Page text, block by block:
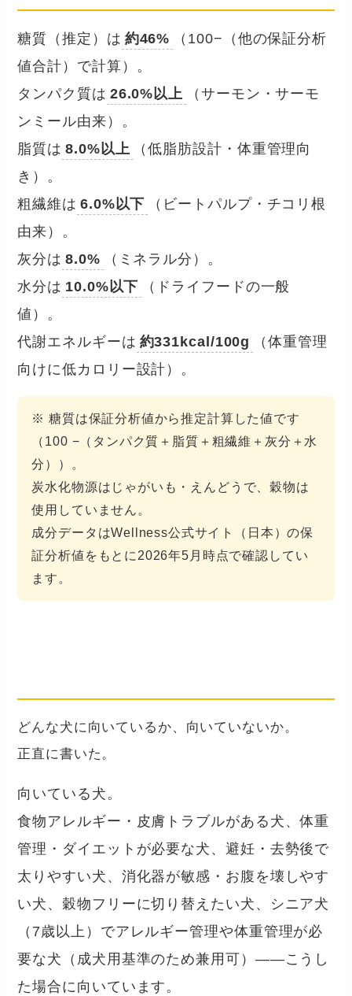
糖質（推定）は 約46%
（100−（他の保証分析
値合計）で計算）。
タンパク質は 26.0%以上
（サーモン・サーモ
ンミール由来）。
脂質は 8.0%以上
（低脂肪設計・体重管理向
き）。
粗繊維は 6.0%以下
（ビートパルプ・チコリ根
由来）。
灰分は 8.0%
（ミネラル分）。
水分は 10.0%以下
（ドライフードの一般
値）。
代謝エネルギーは 約331kcal/100g
（体重管理
向けに低カロリー設計）。
※ 糖質は保証分析値から推定計算した値です
（100 −（タンパク質＋脂質＋粗繊維＋灰分＋水
分））。
炭水化物源はじゃがいも・えんどうで、穀物は
使用していません。
成分データはWellness公式サイト（日本）の保
証分析値をもとに2026年5月時点で確認してい
ます。
どんな犬に向いているか、向いていないか。
正直に書いた。
向いている犬。
食物アレルギー・皮膚トラブルがある犬、体重
管理・ダイエットが必要な犬、避妊・去勢後で
太りやすい犬、消化器が敏感・お腹を壊しやす
い犬、穀物フリーに切り替えたい犬、シニア犬
（7歳以上）でアレルギー管理や体重管理が必
要な犬（成犬用基準のため兼用可）——こうし
た場合に向いています。